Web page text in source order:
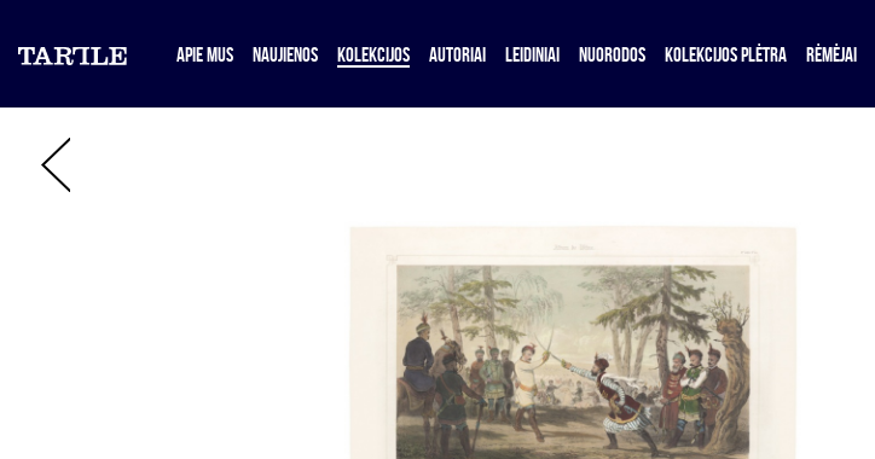
APIE MUS NAUJIENOS KOLEKCIJOS AUTORIAI LEIDINIAI NUORODOS KOLEKCIJOS PLĖTRA RĖMĖJAI